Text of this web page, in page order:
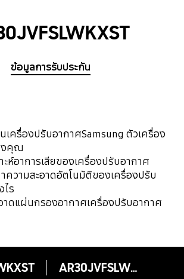
ข้อมูลการรับประกัน
เครื่องปรับอากาศSamsung ตัวเครื่อง
งคุณ
ะห์อาการเสียของเครื่องปรับอากาศ
ความสะอาดอัตโนมัติของเครื่องปรับ
ไร
าดแผ่นกรองอากาศเครื่องปรับอากาศ
AR30JVFSLWKXST